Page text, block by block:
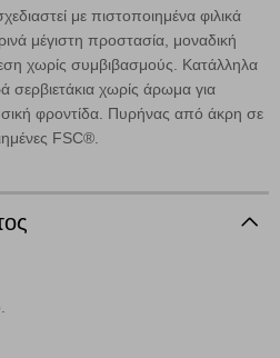
με πιστοποιημένα φιλικά
μέγιστη προστασία, μοναδική
χωρίς συμβιβασμούς. Κατάλληλα
σερβιετάκια χωρίς άρωμα για
φροντίδα. Πυρήνας από άκρη σε
FSC®.
σχετικά. Ωστόσο θα πρέπει να
κατηγοριών αρχείων cookies,
της περιήγησής σας ή/και της
περισσότερα